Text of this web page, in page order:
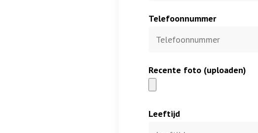
Telefoonnummer
Recente foto (uploaden)
Leeftijd